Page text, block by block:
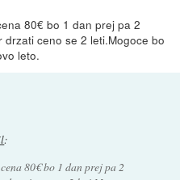
80€ bo 1 dan prej pa 2
ceno se 2 leti.Mogoce bo
leto.
:
80€ bo 1 dan prej pa 2